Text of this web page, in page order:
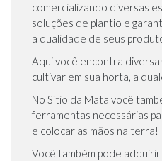
comercializando diversas
soluções de plantio e
a qualidade de seus
Aqui você encontra
cultivar em sua horta, a
No Sítio da Mata você
ferramentas necessárias
e colocar as mãos na terra!
Você também pode